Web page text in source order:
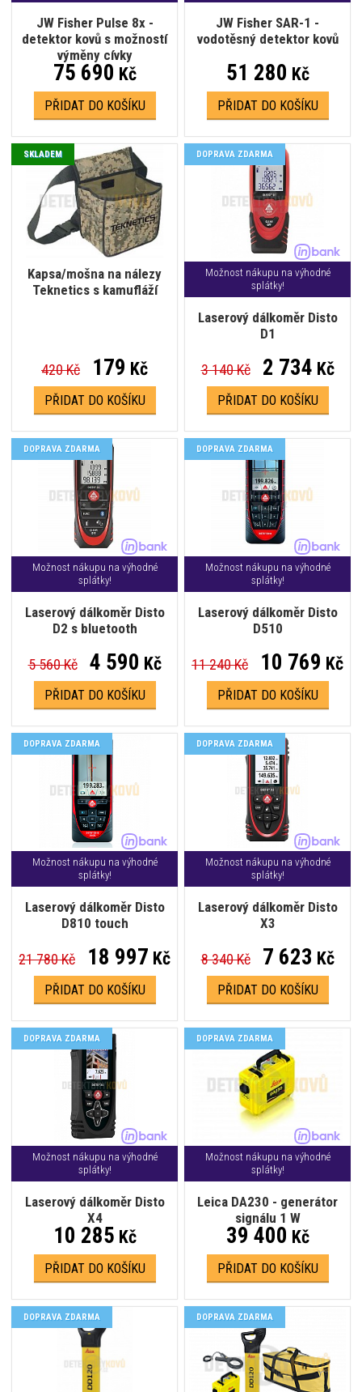
JW Fisher Pulse 8x -
detektor kovů s možností
výměny cívky
75 690 Kč
PŘIDAT DO KOŠÍKU
JW Fisher SAR-1 -
vodotěsný detektor kovů
51 280 Kč
PŘIDAT DO KOŠÍKU
Kapsa/mošna na nálezy
Teknetics s kamufláží
SKLADEM
420 Kč 179 Kč
PŘIDAT DO KOŠÍKU
Možnost nákupu na výhodné
splátky!
Laserový dálkoměr Disto
D1
DOPRAVA ZDARMA
3 140 Kč 2 734 Kč
PŘIDAT DO KOŠÍKU
Možnost nákupu na výhodné
splátky!
Laserový dálkoměr Disto
D2 s bluetooth
DOPRAVA ZDARMA
5 560 Kč 4 590 Kč
PŘIDAT DO KOŠÍKU
Možnost nákupu na výhodné
splátky!
Laserový dálkoměr Disto
D510
DOPRAVA ZDARMA
11 240 Kč 10 769 Kč
PŘIDAT DO KOŠÍKU
Možnost nákupu na výhodné
splátky!
Laserový dálkoměr Disto
D810 touch
DOPRAVA ZDARMA
21 780 Kč 18 997 Kč
PŘIDAT DO KOŠÍKU
Možnost nákupu na výhodné
splátky!
Laserový dálkoměr Disto
X3
DOPRAVA ZDARMA
8 340 Kč 7 623 Kč
PŘIDAT DO KOŠÍKU
Možnost nákupu na výhodné
splátky!
Laserový dálkoměr Disto
X4
DOPRAVA ZDARMA
10 285 Kč
PŘIDAT DO KOŠÍKU
Možnost nákupu na výhodné
splátky!
Leica DA230 - generátor
signálu 1 W
DOPRAVA ZDARMA
39 400 Kč
PŘIDAT DO KOŠÍKU
DOPRAVA ZDARMA DOPRAVA ZDARMA